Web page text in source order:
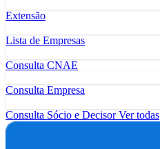
Extensão
Lista de Empresas
Consulta CNAE
Consulta Empresa
Consulta Sócio e DecisorVer todas